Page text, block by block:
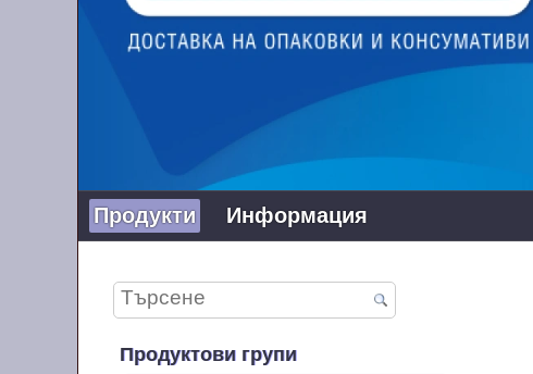
Продукти Информация
Продуктови групи